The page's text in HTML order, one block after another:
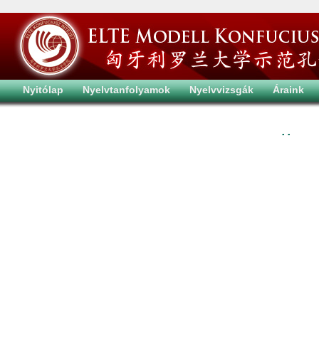
Nyitólap Nyelvtanfolyamok Nyelvvizsgák Áraink
. .